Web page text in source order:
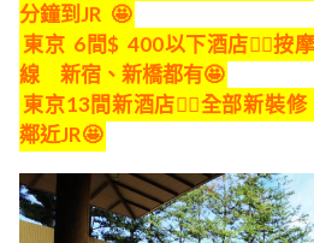
分鐘到JR 🤩
東京 6間$ 400以下酒店👍🏻按
線 新宿、新橋都有🤩
東京13間新酒店👍🏻全部新裝
鄰近JR🤩